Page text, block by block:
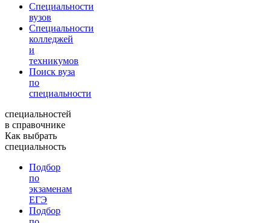
Специальности
вузов
Специальности
колледжей
и
техникумов
Поиск вуза
по
специальности
специальностей
в справочнике
Как выбрать
специальность
Подбор
по
экзаменам
ЕГЭ
Подбор